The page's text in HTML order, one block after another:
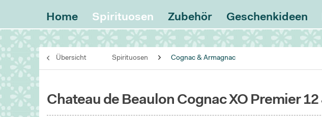
Home Spirituosen Zubehör Geschenkideen
Übersicht Spirituosen Cognac & Armagnac
Chateau de Beaulon Cognac XO Premier